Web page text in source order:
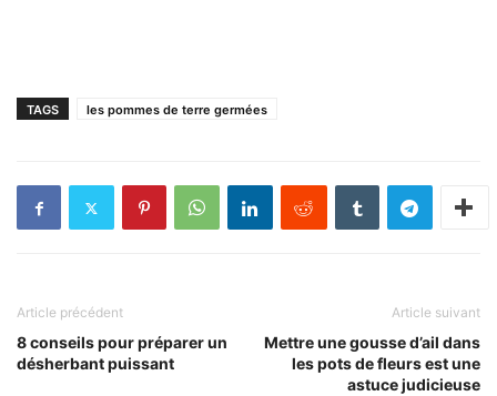
TAGS les pommes de terre germées
Article précédent
8 conseils pour préparer un
désherbant puissant
Article suivant
Mettre une gousse d’ail dans
les pots de fleurs est une
astuce judicieuse